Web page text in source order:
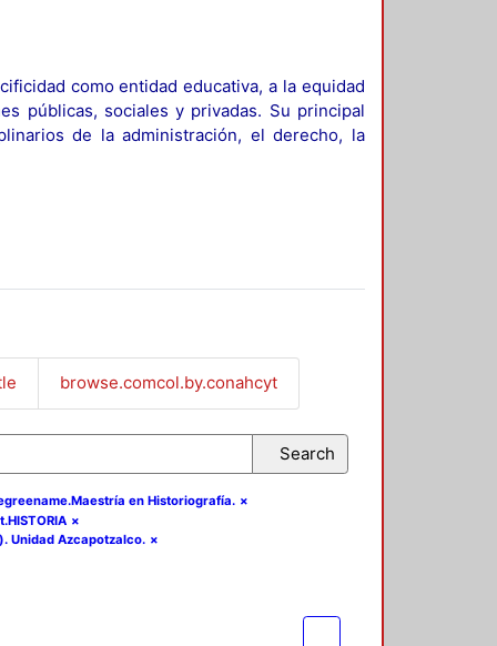
como entidad educativa, a la equidad
públicas, sociales y privadas. Su principal
de la administración, el derecho, la
browse.comcol.by.conahcyt
Search
en Historiografía. ×
×
Unidad Azcapotzalco. ×